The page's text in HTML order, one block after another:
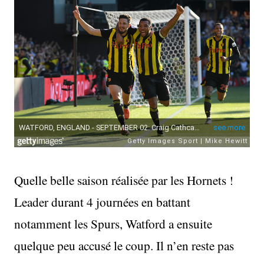
Quelle belle saison réalisée par les Hornets !
Leader durant 4 journées en battant
notamment les Spurs, Watford a ensuite
quelque peu accusé le coup. Il n’en reste pas